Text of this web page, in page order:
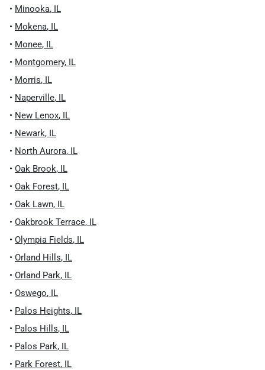
• Minooka, IL
• Mokena, IL
• Monee, IL
• Montgomery, IL
• Morris, IL
• Naperville, IL
• New Lenox, IL
• Newark, IL
• North Aurora, IL
• Oak Brook, IL
• Oak Forest, IL
• Oak Lawn, IL
• Oakbrook Terrace, IL
• Olympia Fields, IL
• Orland Hills, IL
• Orland Park, IL
• Oswego, IL
• Palos Heights, IL
• Palos Hills, IL
• Palos Park, IL
• Park Forest, IL